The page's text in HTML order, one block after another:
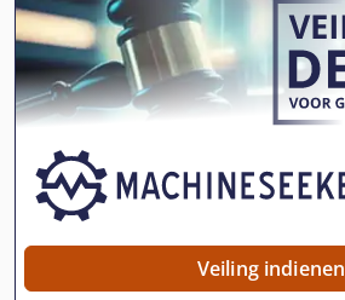
Ess 350
German
Impuls Controle
Inductie Verwarming
Inductie Verwarming Apparaat
Interne Slijpmachine
Veiling indienen